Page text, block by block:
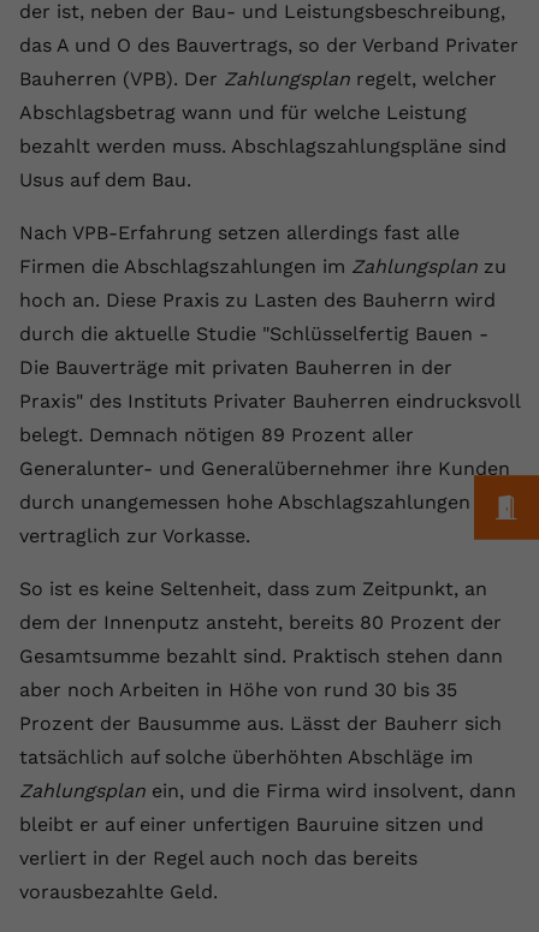
der ist, neben der Bau- und Leistungsbeschreibung,
das A und O des Bauvertrags, so der Verband Privater
Bauherren (VPB). Der Zahlungsplan regelt, welcher
Abschlagsbetrag wann und für welche Leistung
bezahlt werden muss. Abschlagszahlungspläne sind
Usus auf dem Bau.
Nach VPB-Erfahrung setzen allerdings fast alle
Firmen die Abschlagszahlungen im Zahlungsplan zu
hoch an. Diese Praxis zu Lasten des Bauherrn wird
durch die aktuelle Studie "Schlüsselfertig Bauen -
Die Bauverträge mit privaten Bauherren in der
Praxis" des Instituts Privater Bauherren eindrucksvoll
belegt. Demnach nötigen 89 Prozent aller
Generalunter- und Generalübernehmer ihre Kunden
durch unangemessen hohe Abschlagszahlungen
vertraglich zur Vorkasse.
So ist es keine Seltenheit, dass zum Zeitpunkt, an
dem der Innenputz ansteht, bereits 80 Prozent der
Gesamtsumme bezahlt sind. Praktisch stehen dann
aber noch Arbeiten in Höhe von rund 30 bis 35
Prozent der Bausumme aus. Lässt der Bauherr sich
tatsächlich auf solche überhöhten Abschläge im
Zahlungsplan ein, und die Firma wird insolvent, dann
bleibt er auf einer unfertigen Bauruine sitzen und
verliert in der Regel auch noch das bereits
vorausbezahlte Geld.
Laufzeit 1 Jahr
Zweck
Dieser Wert speichert Ihre Consent-
Einstellungen. Unter anderem eine
zufällig generierte ID, für die
historische Speicherung Ihrer
vorgenommen Einstellungen, falls der
Webseiten-Betreiber dies eingestellt
Name fe_typo_user
Anbieter VPB.de
Laufzeit Session
Zweck
Dieses Cookie wird verwendet, um die
Speicherung von
Benutzereinstellungen zu ermöglichen.
Zweck
wiederzuerkennen und statistische
Informationen zur Nutzung der
Website zu erfassen.
Name _gcl au
Laufzeit 90 Tage
Wird von Google Ads für das
Conversion-Tracking verwendet, um
Website zuzuordnen.
Cookie-Informationen anzeigen
Externe Inhalte
Wir verwenden auf unserer Website externe Inhalte,
um Ihnen zusätzliche Informationen anzubieten.
Name vuid
Anbieter vimeo.com
2 Jahre
Vimeo installiert dieses Cookie, um
Tracking-Informationen zu sammeln,
Einbetten von Videos auf der Website
setzt.
Laufzeit 2 Jahre
Zweck
eingebettete YouTube-Videos und
registriert anonyme statistische Daten.
Name yt-remote-device-id
Anbieter Youtube.com
Cookie-Informationen anzeigen